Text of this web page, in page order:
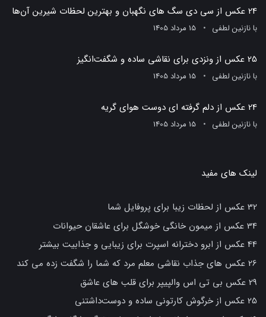
24 عکس از سی دی سگ های نگهبان و بهترین لحظات شیرین آن‌ها
بانازنین لطفی 15 مرداد 1405
25 عکس از ونزدی برای نقاشی ساده و شگفت‌انگیز
بانازنین لطفی 15 مرداد 1405
24 عکس از دلم گرفته ای دوست هوای گریه
بانازنین لطفی 15 مرداد 1405
لینک های مفید
32 عکس از لحظات زیبا برای پروفایل شما
34 عکس از میمون خانگی خوشگل برای عاشقان حیوانات
44 عکس از ابرو دخترانه اسپرت برای زیبایی و جذابیت بیشتر
26 عکس های جذاب نقاشی معلم مرد که شما را شگفت زده می کند
29 عکس بی تی اس والپیپر برای قلب های عاشق
25 عکس از خرگوش کارتونی ساده و دوست‌داشتنی